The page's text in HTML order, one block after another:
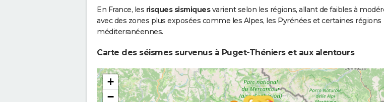
En France, les risques sismiquesvarient selon les régions, allant de faibles à
avec des zones plus exposées comme les Alpes, les Pyrénées et certaines régions
méditerranéennes.
Carte des séismes survenus à Puget-Théniers et aux alentours
+
−